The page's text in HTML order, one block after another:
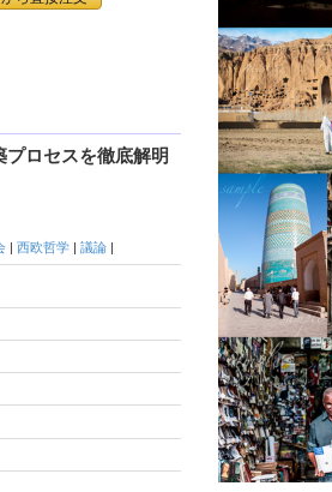
ロセスを徹底解明
|西欧哲学 |議論 |